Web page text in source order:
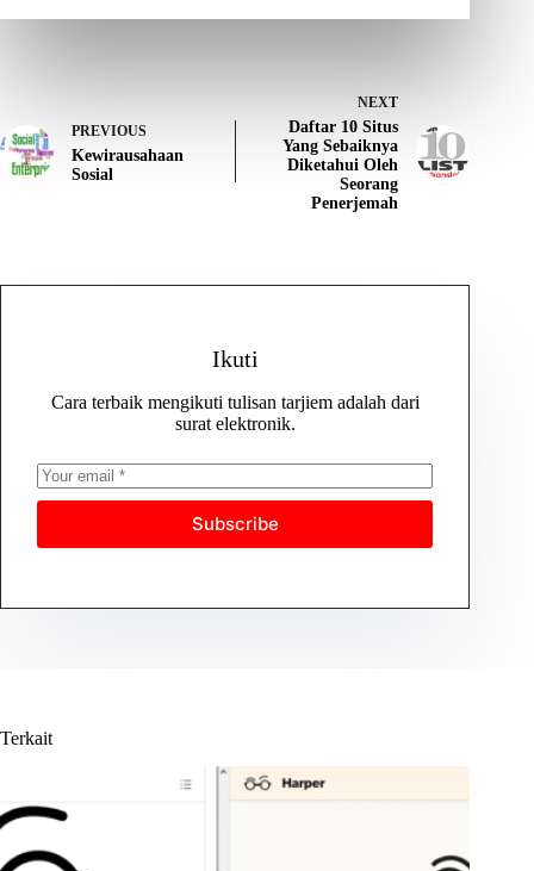
PREVIOUS
Kewirausahaan
Sosial
NEXT
Daftar 10 Situs
Yang Sebaiknya
Diketahui Oleh
Seorang
Penerjemah
Ikuti
Cara terbaik mengikuti tulisan tarjiem adalah dari
surat elektronik.
Subscribe
Terkait